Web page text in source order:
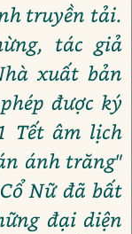
truyền tải.
tác giả
xuất bản
được ký
Tết âm lịch
ánh trăng"
Nữ đã bất
đại diện